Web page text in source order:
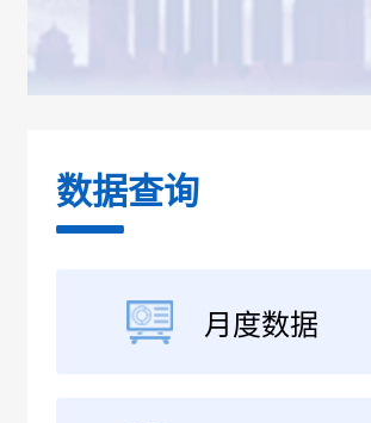
数据查询
月度数据